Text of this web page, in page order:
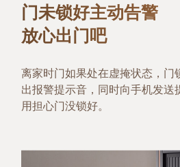
门未锁好主动告警
放心出门吧
离家时门如果处在虚掩状态，门
出报警提示音，同时向手机发送
用担心门没锁好。